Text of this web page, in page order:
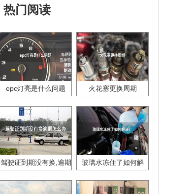
热门阅读
epc灯亮是什么问题 火花塞更换周期
驾驶证到期没有换,逾期
玻璃水冻住了如何解